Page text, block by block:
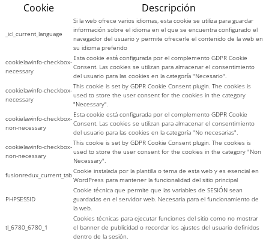
Cookie
Descripción
_icl_current_language
Si la web ofrece varios idiomas, esta cookie se utiliza para guardar
información sobre el idioma en el que se encuentra configurado el
navegador del usuario y permite ofrecerle el contenido de la web en
su idioma preferido
cookielawinfo-checkbox-
necessary
Esta cookie está configurada por el complemento GDPR Cookie
Consent. Las cookies se utilizan para almacenar el consentimiento
del usuario para las cookies en la categoría "Necesario".
cookielawinfo-checkbox-
necessary
This cookie is set by GDPR Cookie Consent plugin. The cookies is
used to store the user consent for the cookies in the category
"Necessary".
cookielawinfo-checkbox-
non-necessary
Esta cookie está configurada por el complemento GDPR Cookie
Consent. Las cookies se utilizan para almacenar el consentimiento
del usuario para las cookies en la categoría "No necesarias".
cookielawinfo-checkbox-
non-necessary
This cookie is set by GDPR Cookie Consent plugin. The cookies is
used to store the user consent for the cookies in the category "Non
Necessary".
fusionredux_current_tabCookie instalada por la plantilla o tema de esta web y es esencial en
WordPress para mantener la funcionalidad del sitio principal
PHPSESSID
Cookie técnica que permite que las variables de SESIÓN sean
guardadas en el servidor web. Necesaria para el funcionamiento de
la web.
tl_6780_6780_1
Cookies técnicas para ejecutar funciones del sitio como no mostrar
el banner de publicidad o recordar los ajustes del usuario definidos
dentro de la sesión.